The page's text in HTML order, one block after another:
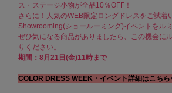
ス・ステージ小物が全品10％OFF！
さらに！人気のWEB限定ロングドレスをご試着
Showrooming(ショールーミング)イベントをル
ぜひ気になる商品がありましたら、この機会に
りください。
期間：8月21日(金)11時まで
COLOR DRESS WEEK・イベント詳細はこち